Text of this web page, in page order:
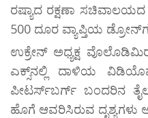
ರಷ್ಯಾದ ರಕ್ಷಣಾ
500 ದೂರ ವ್ಯಾಪ್ತಿಯ
ಉಕ್ರೇನ್ ಅಧ್ಯಕ್ಷ
ಎಕ್ಸ್‌ನಲ್ಲಿ ದಾಳಿಯ
ಪೀಟರ್ಸ್‌ಬರ್ಗ್ ಬಂದರಿನ
ಹೊಗೆ ಆವರಿಸಿರುವ ದೃಶ್ಯಗಳು